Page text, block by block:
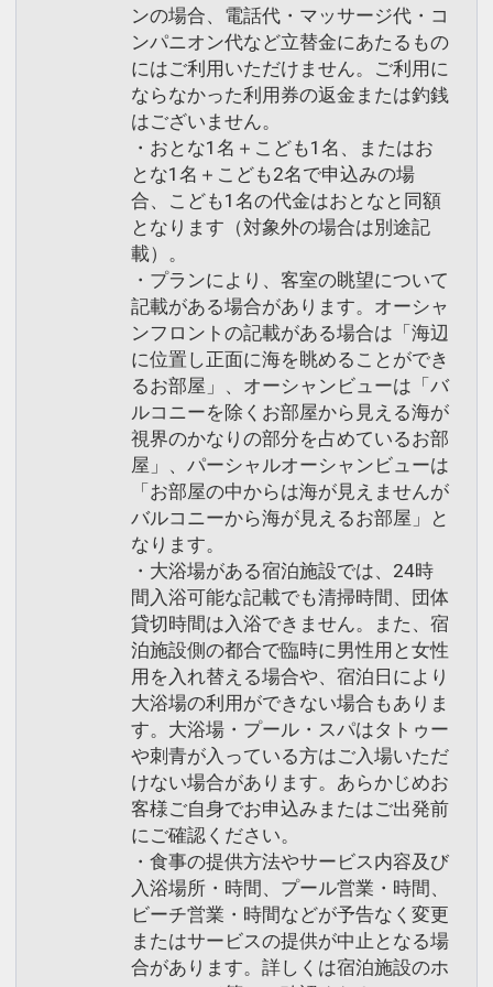
ンの場合、電話代・マッサージ代・コ
ンパニオン代など立替金にあたるもの
にはご利用いただけません。ご利用に
ならなかった利用券の返金または釣銭
はございません。
・おとな1名＋こども1名、またはお
とな1名＋こども2名で申込みの場
合、こども1名の代金はおとなと同額
となります（対象外の場合は別途記
載）。
・プランにより、客室の眺望について
記載がある場合があります。オーシャ
ンフロントの記載がある場合は「海辺
に位置し正面に海を眺めることができ
るお部屋」、オーシャンビューは「バ
ルコニーを除くお部屋から見える海が
視界のかなりの部分を占めているお部
屋」、パーシャルオーシャンビューは
「お部屋の中からは海が見えませんが
バルコニーから海が見えるお部屋」と
なります。
・大浴場がある宿泊施設では、24時
間入浴可能な記載でも清掃時間、団体
貸切時間は入浴できません。また、宿
泊施設側の都合で臨時に男性用と女性
用を入れ替える場合や、宿泊日により
大浴場の利用ができない場合もありま
す。大浴場・プール・スパはタトゥー
や刺青が入っている方はご入場いただ
けない場合があります。あらかじめお
客様ご自身でお申込みまたはご出発前
にご確認ください。
・食事の提供方法やサービス内容及び
入浴場所・時間、プール営業・時間、
ビーチ営業・時間などが予告なく変更
またはサービスの提供が中止となる場
合があります。詳しくは宿泊施設のホ